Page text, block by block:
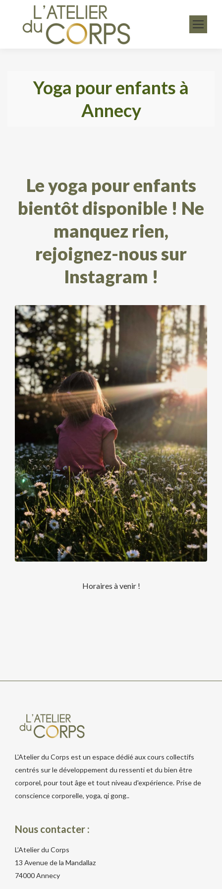
Yoga pour enfants à
Annecy
Le yoga pour enfants
bientôt disponible ! Ne
manquez rien,
rejoignez-nous sur
Instagram !
Horaires à venir !
L'Atelier du Corps est un espace dédié aux cours collectifs
centrés sur le développement du ressenti et du bien être
corporel, pour tout âge et tout niveau d'expérience. Prise de
conscience corporelle, yoga, qi gong..
Nous contacter :
L’Atelier du Corps
13 Avenue de la Mandallaz
74000 Annecy